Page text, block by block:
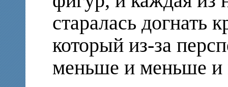
старалась догнать
который из-за
меньше и меньше